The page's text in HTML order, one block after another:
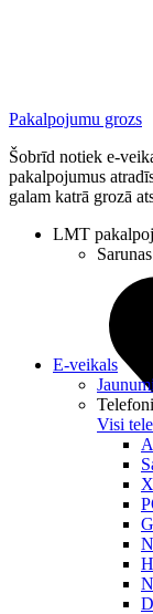
Pakalpojumu grozs
Šobrīd notiek e-
pakalpojumus
galam katrā grozā
LMT
Sarunas
E-veikals
Jaunumi
Telefoni
Visi